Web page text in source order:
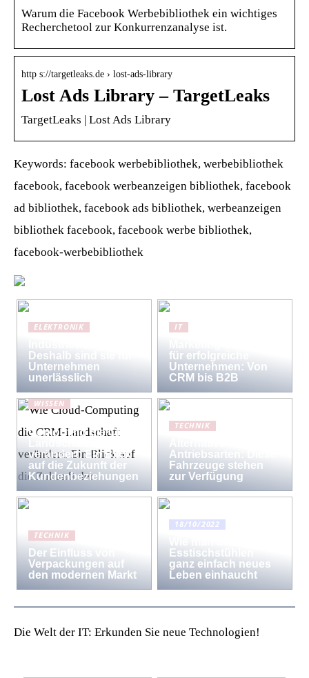
Warum die Facebook Werbebibliothek ein wichtiges
Recherchetool zur Konkurrenzanalyse ist.
http s://targetleaks.de › lost-ads-library
Lost Ads Library – TargetLeaks
TargetLeaks | Lost Ads Library
Keywords: facebook werbebibliothek, werbebibliothek
facebook, facebook werbeanzeigen bibliothek, facebook
ad bibliothek, facebook ads bibliothek, werbeanzeigen
bibliothek facebook, facebook werbe bibliothek,
facebook-werbebibliothek
ELEKTRONIK
Deshalb sind sie für
Unternehmen
unerlässlich
IT
für erfolgreiche
Unternehmen: Von
CRM bis B2B
WISSEN
Computing die CRM-
verändert: Ein Blick
auf die Zukunft der
Kundenbeziehungen
TECHNIK
Antriebsarten: Diese
Fahrzeuge stehen
zur Verfügung
TECHNIK
Der Einfluss von
Verpackungen auf
den modernen Markt
18/10/2022
Esstischstühlen
ganz einfach neues
Leben einhaucht
Die Welt der IT: Erkunden Sie neue Technologien!